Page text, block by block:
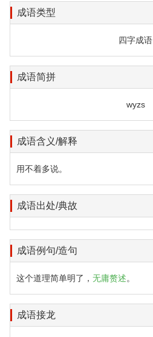
成语类型
四字成语
成语简拼
wyzs
成语含义/解释
用不着多说。
成语出处/典故
成语例句/造句
这个道理简单明了， 无庸赘述。
成语接龙